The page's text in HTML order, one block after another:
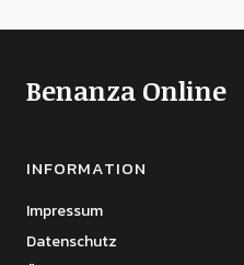
Benanza Online
INFORMATION
Impressum
Datenschutz